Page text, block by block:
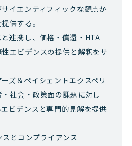
イエンティフィックな観点か
供する。
と連携し、価格・償還・HTA
エビデンスの提供と解釈をサ
ズ＆ペイシェントエクスペリ
社会・政策面の課題に対し
ビデンスと専門的見解を提供
とコンプライアンス